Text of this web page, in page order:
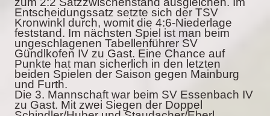
Entscheidungssatz setzte sich der TSV
Kronwinkl durch, womit die 4:6-Niederlage
feststand. Im nächsten Spiel ist man beim
ungeschlagenen Tabellenführer SV
Gündlkofen IV zu Gast. Eine Chance auf
Punkte hat man sicherlich in den letzten
beiden Spielen der Saison gegen Mainburg
und Furth.
Die 3. Mannschaft war beim SV Essenbach IV
zu Gast. Mit zwei Siegen der Doppel